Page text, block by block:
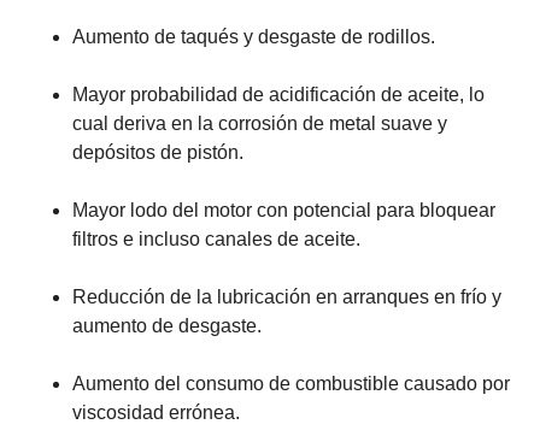
Aumento de taqués y desgaste de rodillos.
Mayor probabilidad de acidificación de aceite, lo
cual deriva en la corrosión de metal suave y
depósitos de pistón.
Mayor lodo del motor con potencial para bloquear
filtros e incluso canales de aceite.
Reducción de la lubricación en arranques en frío y
aumento de desgaste.
Aumento del consumo de combustible causado por
viscosidad errónea.